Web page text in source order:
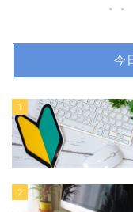
今
1
2